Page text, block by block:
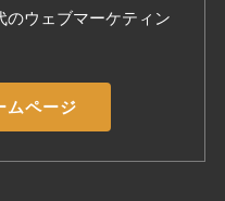
のウェブマーケティン
ムページ